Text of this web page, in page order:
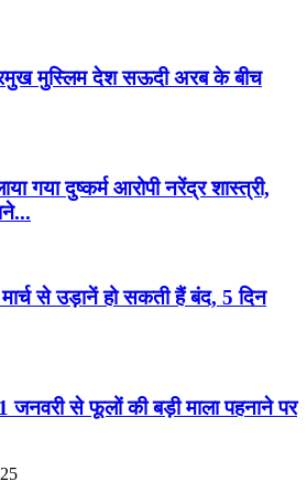
मुस्लिम देश सऊदी अरब के बीच
गया दुष्कर्म आरोपी नरेंद्र शास्त्री,
से उड़ानें हो सकती हैं बंद, 5 दिन
जनवरी से फूलों की बड़ी माला पहनाने पर